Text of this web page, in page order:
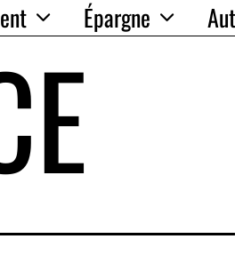
Épargne